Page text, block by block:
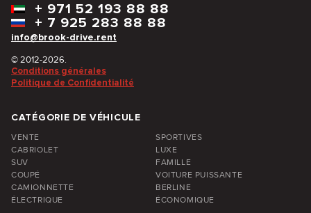
info@brook-drive.rent
+ 7 925 283 88 88
+ 971 52 193 88 88
© 2012-2026.
Conditions générales
Politique de Confidentialité
CATÉGORIE DE VÉHICULE
VENTE
SPORTIVES
CABRIOLET
LUXE
SUV
FAMILLE
COUPÉ
VOITURE PUISSANTE
CAMIONNETTE
BERLINE
ÉLECTRIQUE
ÉCONOMIQUE